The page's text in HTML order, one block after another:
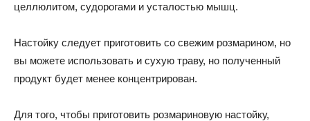
целлюлитом, судорогами и усталостью мышц.
Настойку следует приготовить со свежим розмарином, но
вы можете использовать и сухую траву, но полученный
продукт будет менее концентрирован.
Для того, чтобы приготовить розмариновую настойку,